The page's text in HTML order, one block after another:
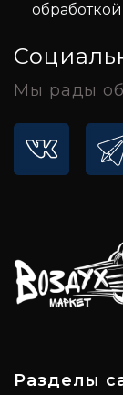
Мы рады
Разделы